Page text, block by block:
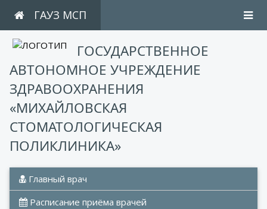
ГАУЗ МСП
ГОСУДАРСТВЕННОЕ
АВТОНОМНОЕ УЧРЕЖДЕНИЕ
ЗДРАВООХРАНЕНИЯ
«МИХАЙЛОВСКАЯ
СТОМАТОЛОГИЧЕСКАЯ
ПОЛИКЛИНИКА»
Главный врач
Расписание приёма врачей